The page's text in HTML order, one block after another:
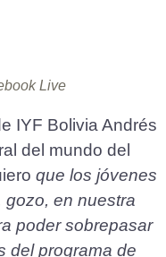
Live
IYF Bolivia Andrés
del mundo del
que los jóvenes
en nuestra
poder sobrepasar
del programa de